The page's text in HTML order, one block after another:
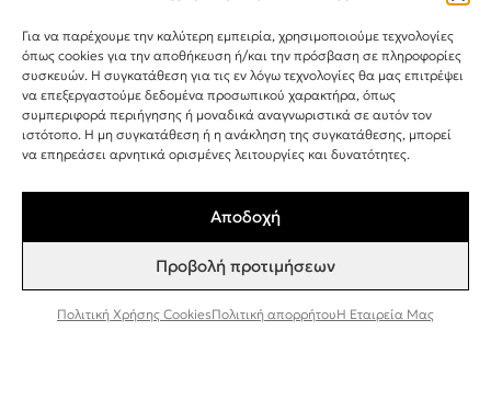
Για να παρέχουμε την καλύτερη εμπειρία, χρησιμοποιούμε τεχνολογίες
όπως cookies για την αποθήκευση ή/και την πρόσβαση σε πληροφορίες
συσκευών. Η συγκατάθεση για τις εν λόγω τεχνολογίες θα μας επιτρέψει
να επεξεργαστούμε δεδομένα προσωπικού χαρακτήρα, όπως
συμπεριφορά περιήγησης ή μοναδικά αναγνωριστικά σε αυτόν τον
ιστότοπο. Η μη συγκατάθεση ή η ανάκληση της συγκατάθεσης, μπορεί
να επηρεάσει αρνητικά ορισμένες λειτουργίες και δυνατότητες.
Αποδοχή
Προβολή προτιμήσεων
Πολιτική Χρήσης CookiesΠολιτική απορρήτουΗ Εταιρεία Μας
InstagramTikTokFacebook
+30 243 107 8026
INFO@BEEFACTOR.GR
ΣΥΝΕΡΓΑΣΊΑ ΧΟΝΔΡΙΚΉ ΠΏΛΗΣΗ
ΠΟΛΙΤΙΚΉ ΑΠΟΡΡΉΤΟΥ